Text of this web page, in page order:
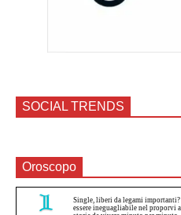
SOCIAL TRENDS
Oroscopo